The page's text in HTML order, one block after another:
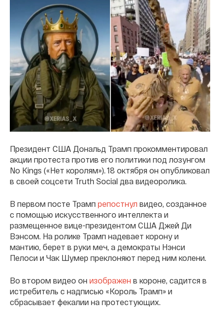
Президент США Дональд Трамп прокомментировал
акции протеста против его политики под лозунгом
No Kings («Нет королям»). 18 октября он опубликовал
в своей соцсети Truth Social два видеоролика.
В первом посте Трамп репостнул видео, созданное
с помощью искусственного интеллекта и
размещенное вице-президентом США Джей Ди
Вэнсом. На ролике Трамп надевает корону и
мантию, берет в руки меч, а демократы Нэнси
Пелоси и Чак Шумер преклоняют перед ним колени.
Во втором видео он изображен в короне, садится в
истребитель с надписью «Король Трамп» и
сбрасывает фекалии на протестующих.